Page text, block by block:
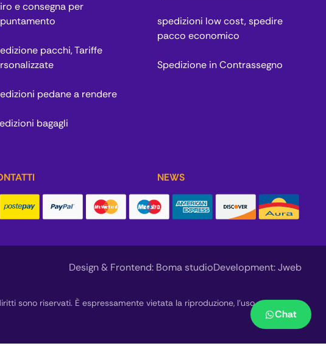
e consegna per
pacchi, Tariffe
pedane a rendere
bagagli
spedizioni low cost, spedire
pacco economico
Spedizione in Contrassegno
NEWS
Design & Frontend: Boma studioDevelopment: Jweb
sono riservati. È espressamente vietata la riproduzione, l’uso o la
Chat